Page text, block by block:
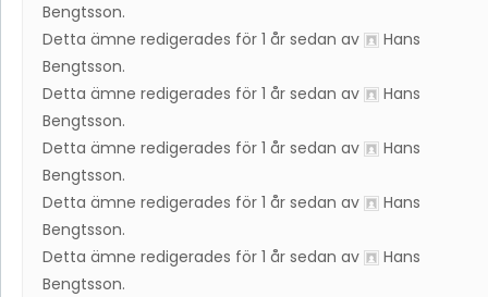
Bengtsson.
Detta ämne redigerades för 1 år sedan av
Hans
Bengtsson.
Detta ämne redigerades för 1 år sedan av
Hans
Bengtsson.
Detta ämne redigerades för 1 år sedan av
Hans
Bengtsson.
Detta ämne redigerades för 1 år sedan av
Hans
Bengtsson.
Detta ämne redigerades för 1 år sedan av
Hans
Bengtsson.